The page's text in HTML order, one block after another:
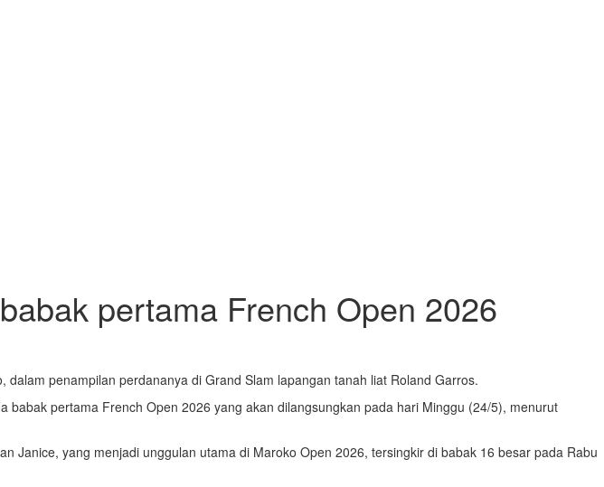
pertama French Open 2026
penampilan perdananya di Grand Slam lapangan tanah liat Roland Garros.
pertama French Open 2026 yang akan dilangsungkan pada hari Minggu (24/5), menurut
Janice, yang menjadi unggulan utama di Maroko Open 2026, tersingkir di babak 16 besar pada Rabu